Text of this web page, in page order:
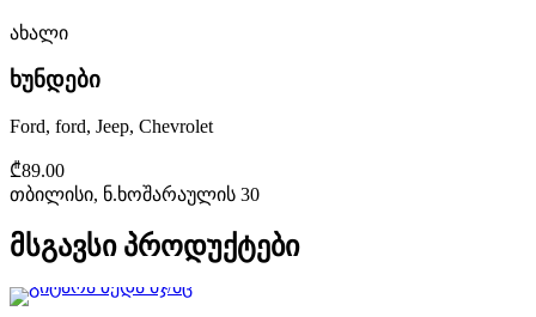
ახალი
ხუნდები
Ford, ford, Jeep, Chevrolet
₾89.00
თბილისი, ნ.ხოშარაულის 30
მსგავსი პროდუქტები